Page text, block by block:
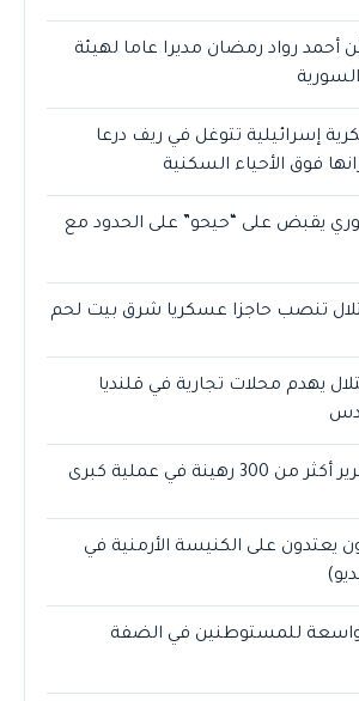
أحمد رواد رمضان مديرا عاما لهيئة
إسرائيلية تتوغل في ريف درعا
فوق الأحياء السكنية
يقبض على “حيحو” على الحدود مع
تنصب حاجزا عسكريا شرق بيت لحم
يهدم محلات تجارية في قلنديا
رهينة في عملية كبرى
يعتدون على الكنيسة الأرمنية في
واسعة للمستوطنين في الضفة